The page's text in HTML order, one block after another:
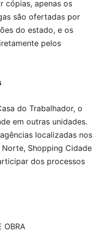
cópias, apenas os
são ofertadas por
do estado, e os
pelos
do Trabalhador, o
em outras unidades.
localizadas nos
Shopping Cidade
dos processos
OBRA